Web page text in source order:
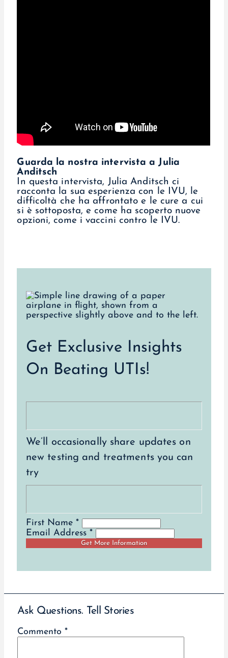
Guarda la nostra intervista a Julia
Anditsch
In questa intervista, Julia Anditsch ci
racconta la sua esperienza con le IVU, le
difficoltà che ha affrontato e le cure a cui
si è sottoposta, e come ha scoperto nuove
opzioni, come i vaccini contro le IVU.
Get Exclusive Insights
On Beating UTIs!
We’ll occasionally share updates on
new testing and treatments you can
try
First Name *
Email Address *
Ask Questions. Tell Stories
Commento *